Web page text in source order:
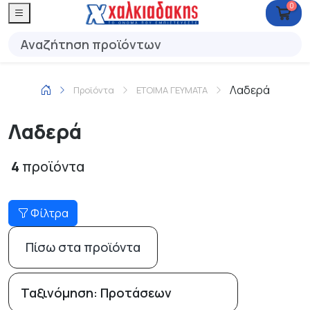
0
Προϊόντα ΕΤΟΙΜΑ ΓΕΥΜΑΤΑ Λαδερά
Λαδερά
4 προϊόντα
Φίλτρα
Πίσω στα προϊόντα